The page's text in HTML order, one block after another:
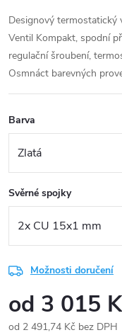
Designový termostatický
Ventil Kompakt, spodní
regulační šroubení,
Osmnáct barevných
Barva
Svěrné spojky
Možnosti doručení
od 3 015
od 2 491,74 Kč bez DPH